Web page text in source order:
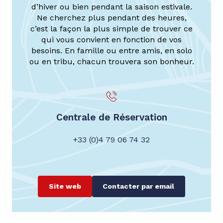
d’hiver ou bien pendant la saison estivale.
Ne cherchez plus pendant des heures,
c’est la façon la plus simple de trouver ce
qui vous convient en fonction de vos
besoins. En famille ou entre amis, en solo
ou en tribu, chacun trouvera son bonheur.
Centrale de Réservation
+33 (0)4 79 06 74 32
Site web Contacter par email